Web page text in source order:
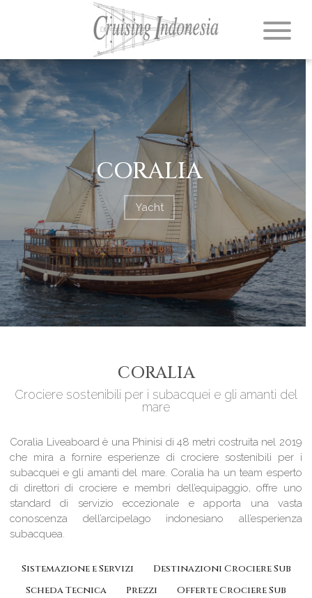
CORALIA
Yacht
CORALIA
Crociere sostenibili per i subacquei e gli amanti del
mare
Coralia Liveaboard è una Phinisi di 48 metri costruita nel 2019
che mira a fornire esperienze di crociere sostenibili per i
subacquei e gli amanti del mare. Coralia ha un team esperto
di direttori di crociere e membri dell’equipaggio, offre uno
standard di servizio eccezionale e apporta una vasta
conoscenza dell’arcipelago indonesiano all’esperienza
subacquea.
Sistemazione e Servizi
Destinazioni Crociere Sub
Scheda Tecnica
Prezzi
Offerte Crociere Sub